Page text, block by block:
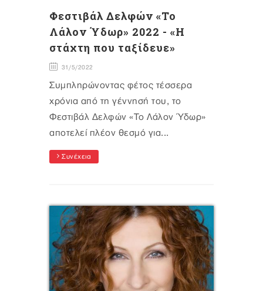
Φεστιβάλ Δελφών «Το
Λάλον Ύδωρ» 2022 - «Η
στάχτη που ταξίδευε»
31/5/2022
Συμπληρώνοντας φέτος τέσσερα
χρόνια από τη γέννησή του, το
Φεστιβάλ Δελφών «Το Λάλον Ύδωρ»
αποτελεί πλέον θεσμό για...
Συνέχεια